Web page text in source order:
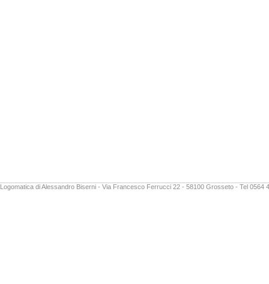
Logomatica di Alessandro Biserni - Via Francesco Ferrucci 22 - 58100 Grosseto - Tel 0564